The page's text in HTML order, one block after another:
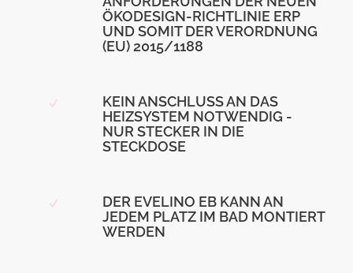
ÖKODESIGN-RICHTLINIE ERP
UND SOMIT DER VERORDNUNG
(EU) 2015/1188
KEIN ANSCHLUSS AN DAS
HEIZSYSTEM NOTWENDIG -
NUR STECKER IN DIE
STECKDOSE
DER EVELINO EB KANN AN
JEDEM PLATZ IM BAD MONTIERT
WERDEN